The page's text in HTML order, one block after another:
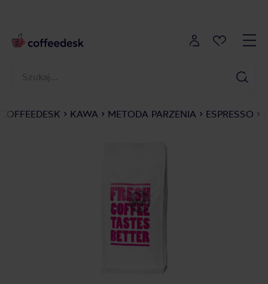
COFFEEDESK KAWA METODA PARZENIA ESPRESSO